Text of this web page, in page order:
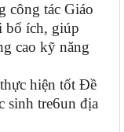
công tác Giáo
bổ ích, giúp
cao kỹ năng
hiện tốt Đề
sinh tre6un địa